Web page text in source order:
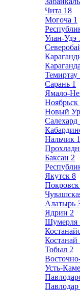
Чита 18
Могоча 1
Улан-Удэ
Караганда
Темиртау
Сарань 1
Ямало-
Ноябрьск
Новый
Салехард
Нальчик
Баксан 2
Якутск 8
Покровск
Алатырь
Ядрин 2
Шумерля
Костанай
Тобыл 2
Усть-
Павлодар